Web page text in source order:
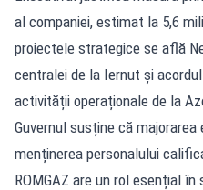
al companiei, estimat la 5,6
proiectele strategice se află
centralei de la Iernut și
activității operaționale de la
Guvernul susține că
menținerea personalului
ROMGAZ are un rol esențial